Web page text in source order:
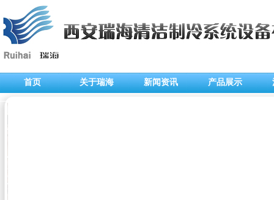
首页 关于瑞海 新闻资讯 产品展示